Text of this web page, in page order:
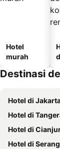
Hotel
murah
Destinasi
Hotel di
Hotel di
Hotel di
Hotel di Serang